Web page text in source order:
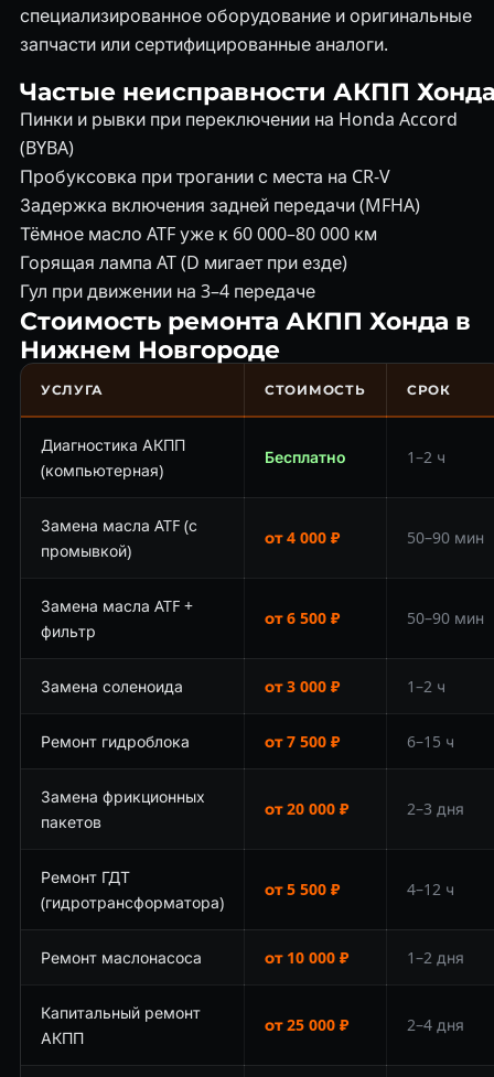
специализированное оборудование и оригинальные
запчасти или сертифицированные аналоги.
Частые неисправности АКПП
Пинки и рывки при переключении на Honda Accord
(BYBA)
Пробуксовка при трогании с места на CR-V
Задержка включения задней передачи (MFHA)
Тёмное масло ATF уже к 60 000–80 000 км
Горящая лампа AT (D мигает при езде)
Гул при движении на 3–4 передаче
Стоимость ремонта АКПП Хонда в
Нижнем Новгороде
УСЛУГА СТОИМОСТЬ СРОК
Диагностика АКПП
(компьютерная)
Бесплатно 1–2 ч
Замена масла ATF (с
промывкой)
от 4 000 ₽ 50–90 мин
Замена масла ATF +
фильтр
от 6 500 ₽ 50–90 мин
Замена соленоида от 3 000 ₽ 1–2 ч
Ремонт гидроблока от 7 500 ₽ 6–15 ч
Замена фрикционных
пакетов
от 20 000 ₽ 2–3 дня
Ремонт ГДТ
(гидротрансформатора)
от 5 500 ₽ 4–12 ч
Ремонт маслонасоса от 10 000 ₽ 1–2 дня
Капитальный ремонт
АКПП
от 25 000 ₽ 2–4 дня